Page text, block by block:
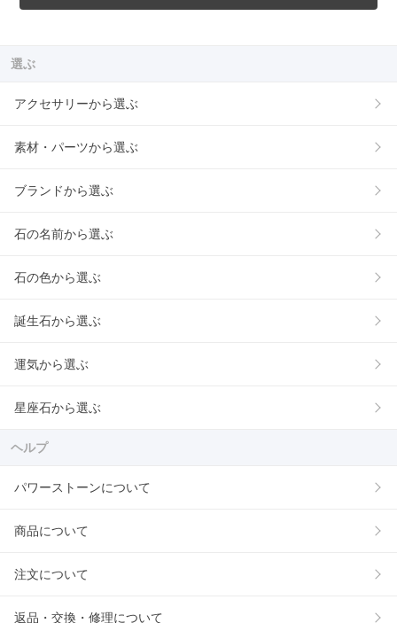
選ぶ
アクセサリーから選ぶ
素材・パーツから選ぶ
ブランドから選ぶ
石の名前から選ぶ
石の色から選ぶ
誕生石から選ぶ
運気から選ぶ
星座石から選ぶ
ヘルプ
パワーストーンについて
商品について
注文について
返品・交換・修理について